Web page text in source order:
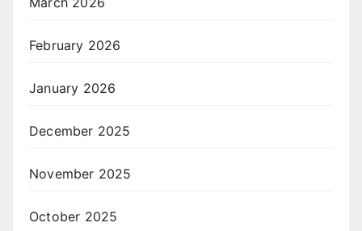
February 2026
January 2026
December 2025
November 2025
October 2025